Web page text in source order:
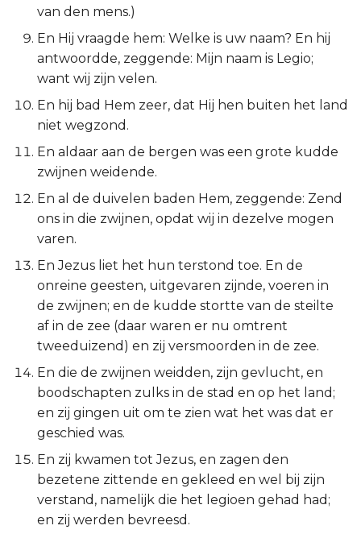
Nehémia
Esther
Psalmen
Spreuken
Prediker
Jesaja
Jeremía
Klaagliederen
Ezechiël
Daniël
Joël
van den mens.)
En Hij vraagde hem: Welke is uw naam? En hij
antwoordde, zeggende: Mijn naam is Legio;
want wij zijn velen.
En hij bad Hem zeer, dat Hij hen buiten het land
niet wegzond.
En aldaar aan de bergen was een grote kudde
zwijnen weidende.
En al de duivelen baden Hem, zeggende: Zend
ons in die zwijnen, opdat wij in dezelve mogen
varen.
En Jezus liet het hun terstond toe. En de
onreine geesten, uitgevaren zijnde, voeren in
de zwijnen; en de kudde stortte van de steilte
af in de zee (daar waren er nu omtrent
tweeduizend) en zij versmoorden in de zee.
En die de zwijnen weidden, zijn gevlucht, en
boodschapten zulks in de stad en op het land;
en zij gingen uit om te zien wat het was dat er
geschied was.
En zij kwamen tot Jezus, en zagen den
bezetene zittende en gekleed en wel bij zijn
verstand, namelijk die het legioen gehad had;
en zij werden bevreesd.